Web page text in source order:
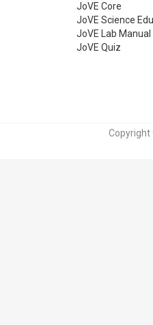
JoVE Core
JoVE Science
JoVE Lab Manual
JoVE Quiz
Copyright